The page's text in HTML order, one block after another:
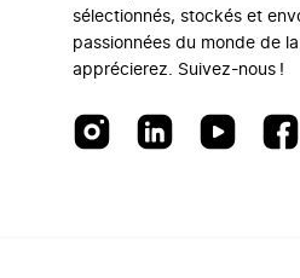
sélectionnés, stockés et
passionnées du monde de
apprécierez. Suivez-nous !